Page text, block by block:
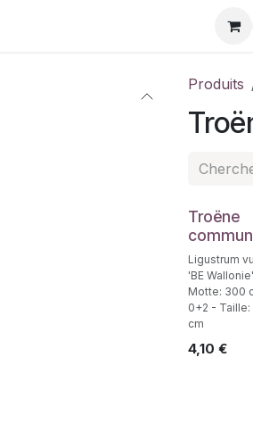
Produits
Troëne
commun
Ligustrum
'BE Wallonie'
Motte: 300
0+2 -
cm
4,10 €